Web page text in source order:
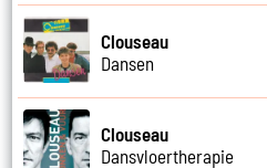
Clouseau
Dansen
Clouseau
Dansvloertherapie